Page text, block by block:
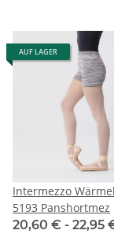
AUF LAGER
Intermezzo
5193 Panshortmez
20,60 € - 22,95